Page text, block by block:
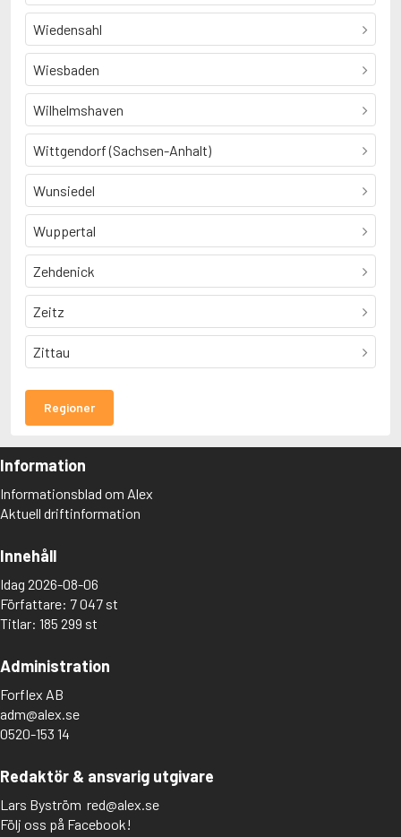
Wiedensahl
Wiesbaden
Wilhelmshaven
Wittgendorf (Sachsen-Anhalt)
Wunsiedel
Wuppertal
Zehdenick
Zeitz
Zittau
Regioner
Information
Informationsblad om Alex
Aktuell driftinformation
Innehåll
Idag 2026-08-06
Författare: 7 047 st
Titlar: 185 299 st
Administration
Forflex AB
adm@alex.se
0520-153 14
Redaktör & ansvarig utgivare
Lars Byström red@alex.se
Följ oss på Facebook!